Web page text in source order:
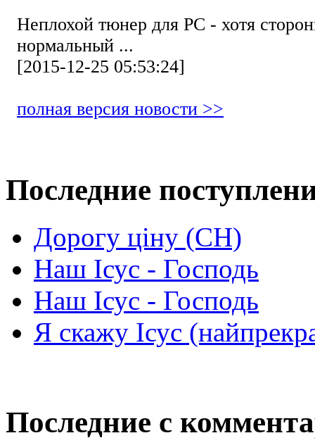
Неплохой тюнер для РС - хотя
нормальный ...
[2015-12-25 05:53:24]
полная версия новости >>
Последние
Дорогу ціну (СН)
Наш Ісус - Господь
Наш Ісус - Господь
Я скажу Ісус
Последние с